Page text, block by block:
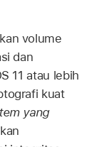
volume
dan
11 atau lebih
kuat
yang